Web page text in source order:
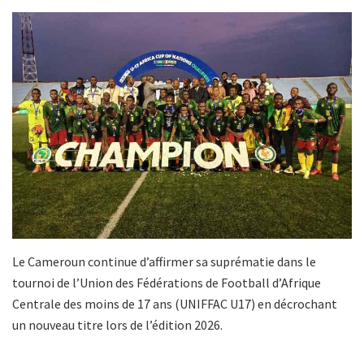
Le Cameroun continue d’affirmer sa suprématie dans le
tournoi de l’Union des Fédérations de Football d’Afrique
Centrale des moins de 17 ans (UNIFFAC U17) en décrochant
un nouveau titre lors de l’édition 2026.